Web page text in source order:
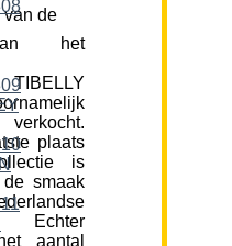
het
TIBELLY
plaats
is
smaak
Echter
aantal